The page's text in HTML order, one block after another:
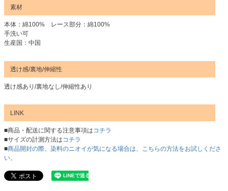
素材
本体：綿100% レース部分：綿100%
手洗い可
生産国：中国
透け感/裏地/伸縮性
透け感あり/裏地なし/伸縮性あり
LINK
■商品・配送に関する注意事項は コチラ
■サイズの計測方法は コチラ
■商品開封の際、染料のニオイが気になる場合は、こちらの方法をお試しくださ
い。